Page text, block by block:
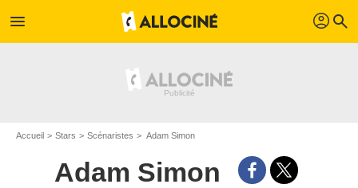
menu profil search
Accueil Stars Scénaristes Adam Simon
Adam Simon